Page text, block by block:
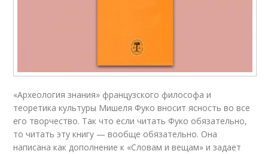
«Археология знания» французского философа и
теоретика культуры Мишеля Фуко вносит ясность во все
его творчество. Так что если читать Фуко обязательно,
то читать эту книгу — вообще обязательно. Она
написана как дополнение к «Словам и вещам» и задает